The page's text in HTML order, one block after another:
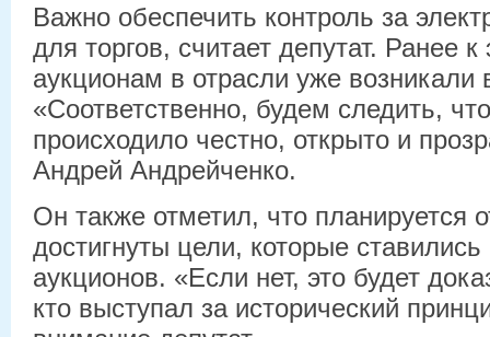
Важно обеспечить контроль за
для торгов, считает депутат. Ранее
аукционам в отрасли уже возникали
«Соответственно, будем следить,
происходило честно, открыто и
Андрей Андрейченко.
Он также отметил, что планируется
достигнуты цели, которые
аукционов. «Если нет, это будет
кто выступал за исторический